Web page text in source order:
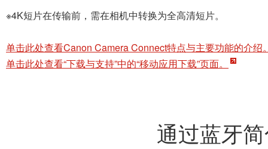
※4K短片在传输前，需在相机中转换为全高清短片。
单击此处查看Canon Camera Connect特点与主要功能的介绍
单击此处查看“下载与支持”中的“移动应用下载”页面。
通过蓝牙